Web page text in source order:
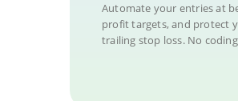
Automate your entries at
profit targets, and protect
trailing stop loss. No